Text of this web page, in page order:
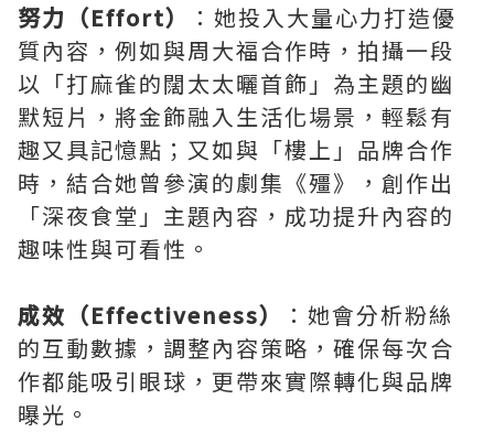
努力（Effort）
：她投入大量心力打造優
質內容，例如與周大福合作時，拍攝一段
以「打麻雀的闊太太曬首飾」為主題的幽
默短片，將金飾融入生活化場景，輕鬆有
趣又具記憶點；又如與「樓上」品牌合作
時，結合她曾參演的劇集《殭》，創作出
「深夜食堂」主題內容，成功提升內容的
趣味性與可看性。
成效（Effectiveness）
：她會分析粉絲
的互動數據，調整內容策略，確保每次合
作都能吸引眼球，更帶來實際轉化與品牌
曝光。